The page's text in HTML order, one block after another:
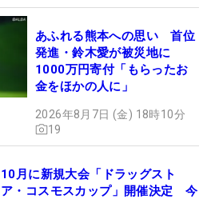
あふれる熊本への思い 首位
発進・鈴木愛が被災地に
1000万円寄付「もらったお
金をほかの人に」
2026年8月7日 (金) 18時10分
19
10月に新規大会「ドラッグスト
ア・コスモスカップ」開催決定 今